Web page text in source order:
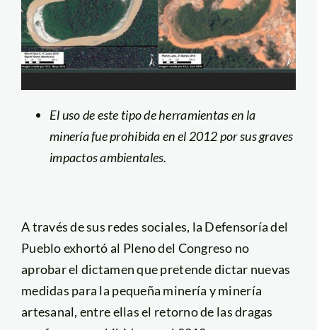
El uso de este tipo de herramientas en la
minería fue prohibida en el 2012 por sus graves
impactos ambientales.
A través de sus redes sociales, la Defensoría del
Pueblo exhortó al Pleno del Congreso no
aprobar el dictamen que pretende dictar nuevas
medidas para la pequeña minería y minería
artesanal, entre ellas el retorno de las dragas